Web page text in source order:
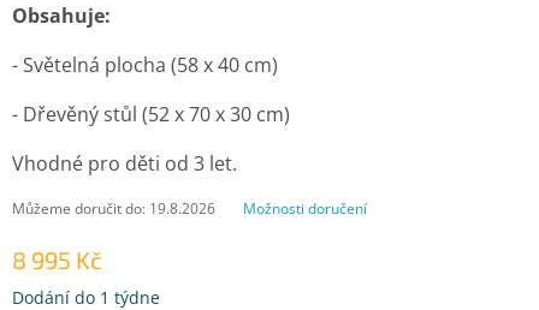
8 995 Kč
Měrná
Dodání do 1 týdne
Můžeme doručit do: 19.8.2026 Možnosti doručení
Obsahuje:
- Světelná plocha (58 x 40 cm)
- Dřevěný stůl (52 x 70 x 30 cm)
Vhodné pro děti od 3 let.